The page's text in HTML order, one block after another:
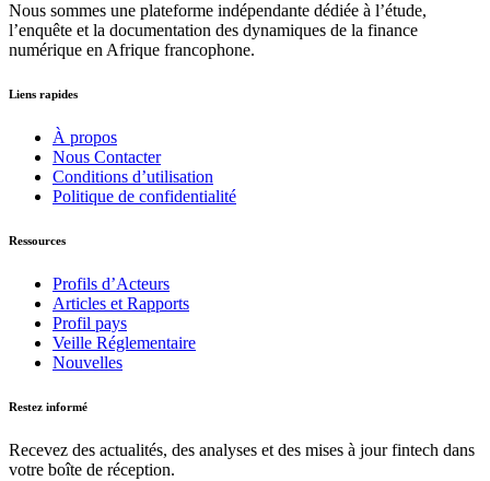
Nous sommes une plateforme indépendante dédiée à l’étude,
l’enquête et la documentation des dynamiques de la finance
numérique en Afrique francophone.
Liens rapides
À propos
Nous Contacter
Conditions d’utilisation
Politique de confidentialité
Ressources
Profils d’Acteurs
Articles et Rapports
Profil pays
Veille Réglementaire
Nouvelles
Restez informé
Recevez des actualités, des analyses et des mises à jour fintech dans
votre boîte de réception.